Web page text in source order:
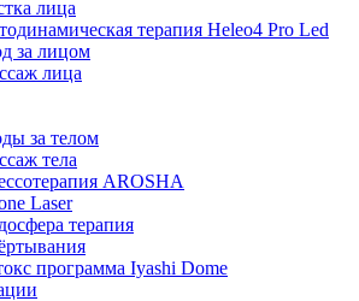
лица
терапия Heleo4 Pro Led
за лицом
лица
за телом
тела
AROSHA
Laser
терапия
программа Iyashi Dome